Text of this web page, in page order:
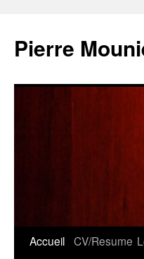
contenu
Pierre
Accueil CV/Resume